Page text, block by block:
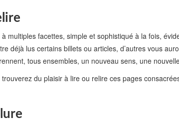
multiples facettes, simple et sophistiqué à la fois,
déjà lus certains billets ou articles, d’autres vous
tous ensembles, un nouveau sens, une
trouverez du plaisir à lire ou relire ces pages